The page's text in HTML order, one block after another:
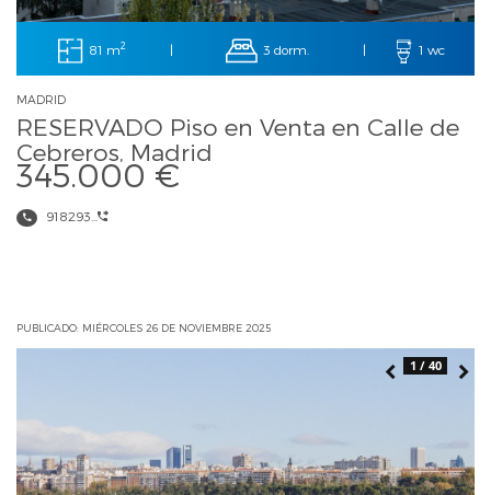
81 m2 | 3 dorm. | 1 wc
MADRID
RESERVADO Piso en Venta en Calle de
Cebreros, Madrid
345.000 €
918293...
PUBLICADO: MIÉRCOLES 26 DE NOVIEMBRE 2025
1 / 40